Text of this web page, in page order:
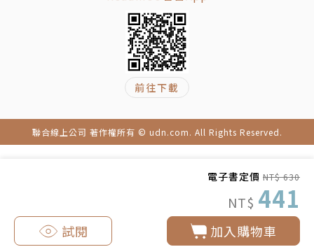
電子書定價 NT$ 630
NT$ 441
加入購物車
試閱
攝影韓哥說，我有一個目標：我們來讓觀眾目不暇給。
目不暇給。一如鄭問畫作給人的震撼與繽紛，眼睛前的
繁花盛開、視覺上的華麗流轉。
物，在畫紙上一筆一筆添水加墨，人物卻終究僅存在於
平面上。所以到底是什麼，讓人物從電影銀幕中活脫脫
地跳將出來，留下不可磨滅的深刻印象？
我行其野，是鄭問走在他心相的曠野，抑或其實是
「我」（自以為）走在鄭問的荒原？竟發現，這些
前往下載
聯合線上公司 著作權所有 © udn.com. All Rights Reserved.